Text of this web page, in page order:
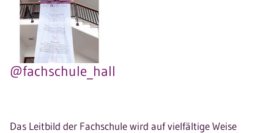
@fachschule_hall
Das Leitbild der Fachschule wird auf vielfältige Weise